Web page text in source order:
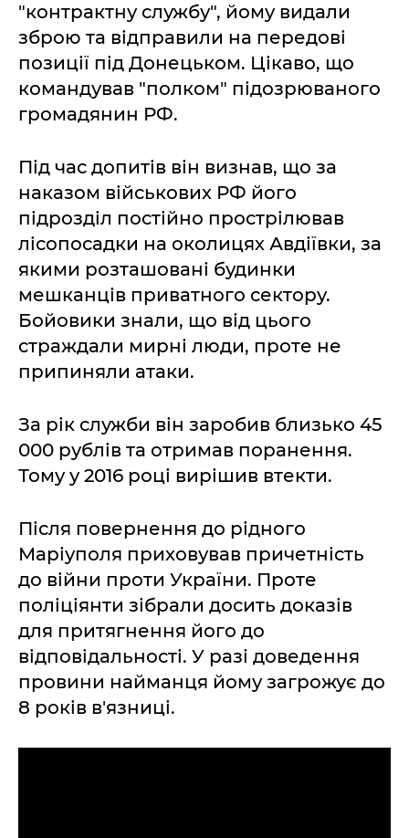
"контрактну службу", йому видали
зброю та відправили на передові
позиції під Донецьком. Цікаво, що
командував "полком" підозрюваного
громадянин РФ.
Під час допитів він визнав, що за
наказом військових РФ його
підрозділ постійно прострілював
лісопосадки на околицях Авдіївки, за
якими розташовані будинки
мешканців приватного сектору.
Бойовики знали, що від цього
страждали мирні люди, проте не
припиняли атаки.
За рік служби він заробив близько 45
000 рублів та отримав поранення.
Тому у 2016 році вирішив втекти.
Після повернення до рідного
Маріуполя приховував причетність
до війни проти України. Проте
поліціянти зібрали досить доказів
для притягнення його до
відповідальності. У разі доведення
провини найманця йому загрожує до
8 років в'язниці.